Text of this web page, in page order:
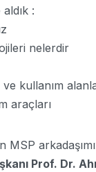
:
nelerdir
kullanım
araçları
MSP
Prof. Dr.